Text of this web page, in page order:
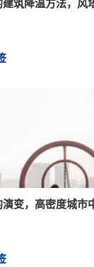
建筑降温方法，风
变，高密度城市